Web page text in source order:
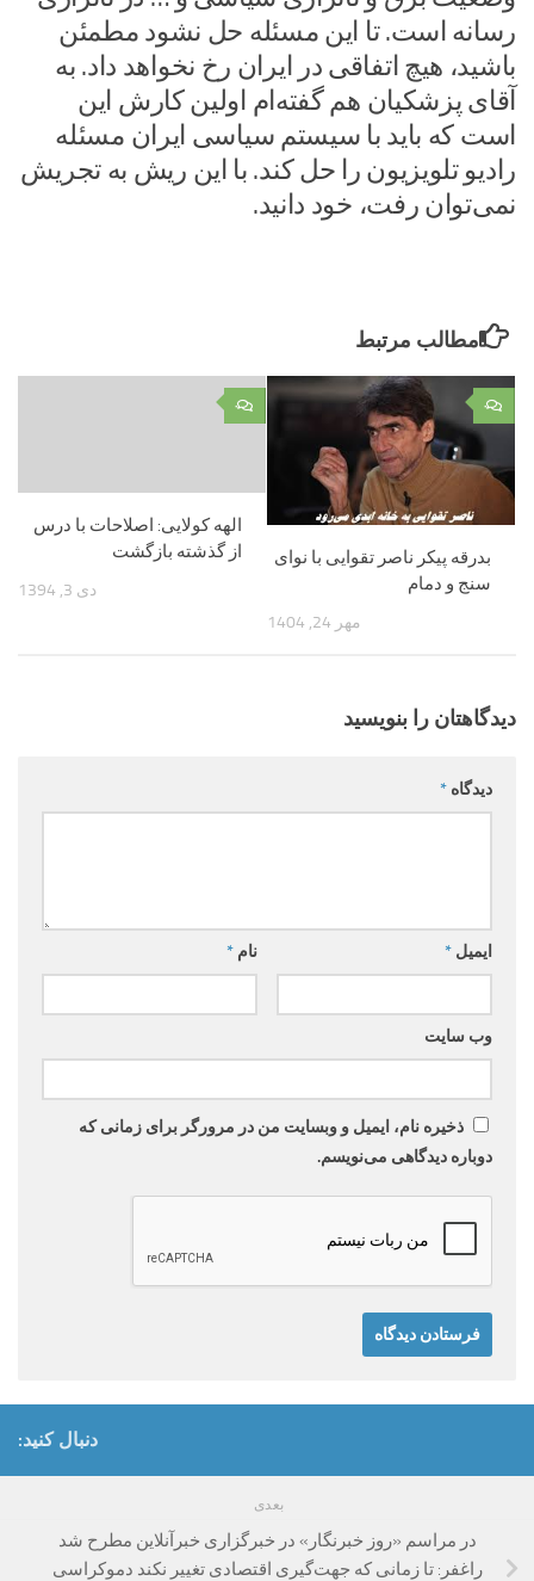
رسانه است. تا این مسئله حل نشود مطمئن
باشید، هیچ اتفاقی در ایران رخ نخواهد داد. به
آقای پزشکیان هم گفته‌ام اولین کارش این
است که باید با سیستم سیاسی ایران مسئله
رادیو تلویزیون را حل کند. با این ریش به تجریش
نمی‌توان رفت، خود دانید.
مطالب مرتبط
۰
الهه کولایی: اصلاحات با درس
از گذشته بازگشت
دی 3, 1394
۰
بدرقه پیکر ناصر تقوایی با نوای
سنج و دمام
مهر 24, 1404
دیدگاهتان را بنویسید
دیدگاه *
نام * ایمیل *
وب‌ سایت
ذخیره نام، ایمیل و وبسایت من در مرورگر برای زمانی که
دوباره دیدگاهی می‌نویسم.
دنبال کنید:
بعدی
در مراسم «روز خبرنگار» در خبرگزاری خبرآنلاین مطرح شد
راغفر: تا زمانی که جهت‌گیری اقتصادی تغییر نکند دموکراسی